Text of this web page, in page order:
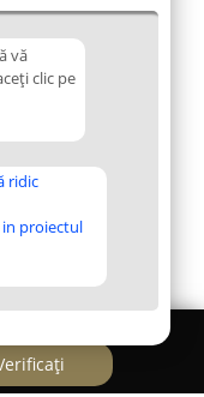
vă
clic pe
ridic
proiectul